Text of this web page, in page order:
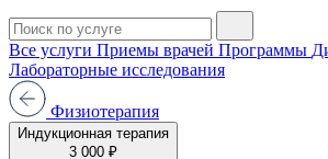
Все услуги Приемы врачей Программы
Лабораторные исследования
Физиотерапия
Индукционная терапия
3 000 ₽